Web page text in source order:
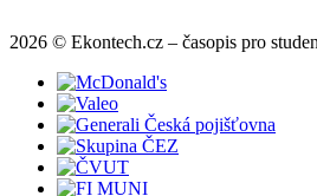
2026 © Ekontech.cz – časopis pro